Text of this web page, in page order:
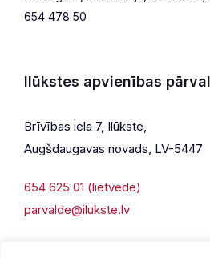
654 478 50
Ilūkstes apvienības
Brīvības iela 7, Ilūkste,
Augšdaugavas novads, LV-5447
654 625 01 (lietvede)
parvalde@ilukste.lv